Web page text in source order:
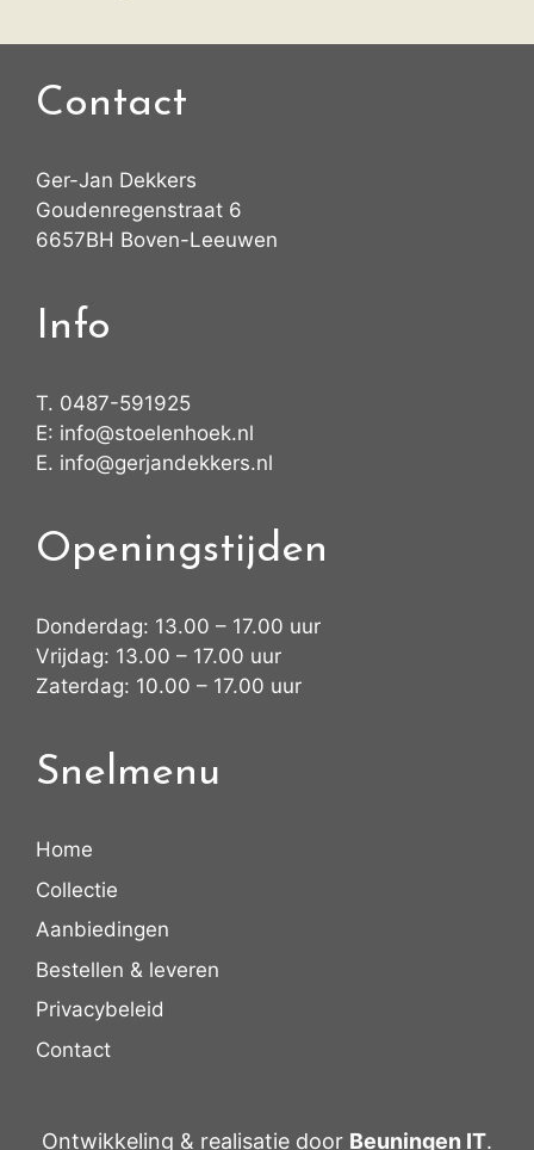
Contact
Ger-Jan Dekkers
Goudenregenstraat 6
6657BH Boven-Leeuwen
Info
T. 0487-591925
E: info@stoelenhoek.nl
E. info@gerjandekkers.nl
Openingstijden
Donderdag: 13.00 – 17.00 uur
Vrijdag: 13.00 – 17.00 uur
Zaterdag: 10.00 – 17.00 uur
Snelmenu
Home
Collectie
Aanbiedingen
Bestellen & leveren
Privacybeleid
Contact
Ontwikkeling & realisatie door Beuningen IT.